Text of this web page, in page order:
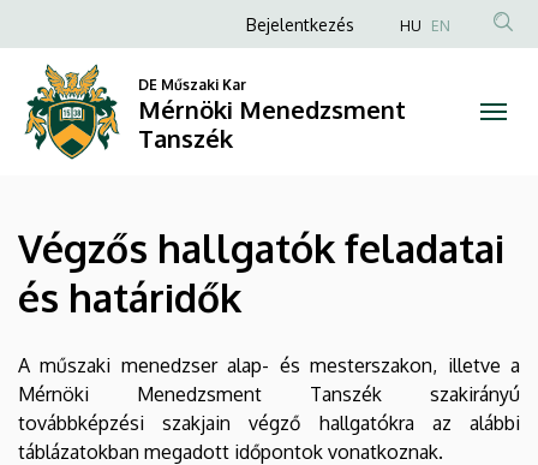
hallgatók
feladatai
határidők
Mérnöki
Menedzsment
Tanszék
a
tartalomra
Anonim
fiók
menüje
Bejelentkezés HU EN
DE Műszaki Kar
Mérnöki Menedzsment
Tanszék
Végzős hallgatók feladatai
és határidők
A műszaki menedzser alap- és mesterszakon, illetve a
Mérnöki Menedzsment Tanszék szakirányú
továbbképzési szakjain végző hallgatókra az alábbi
táblázatokban megadott időpontok vonatkoznak.